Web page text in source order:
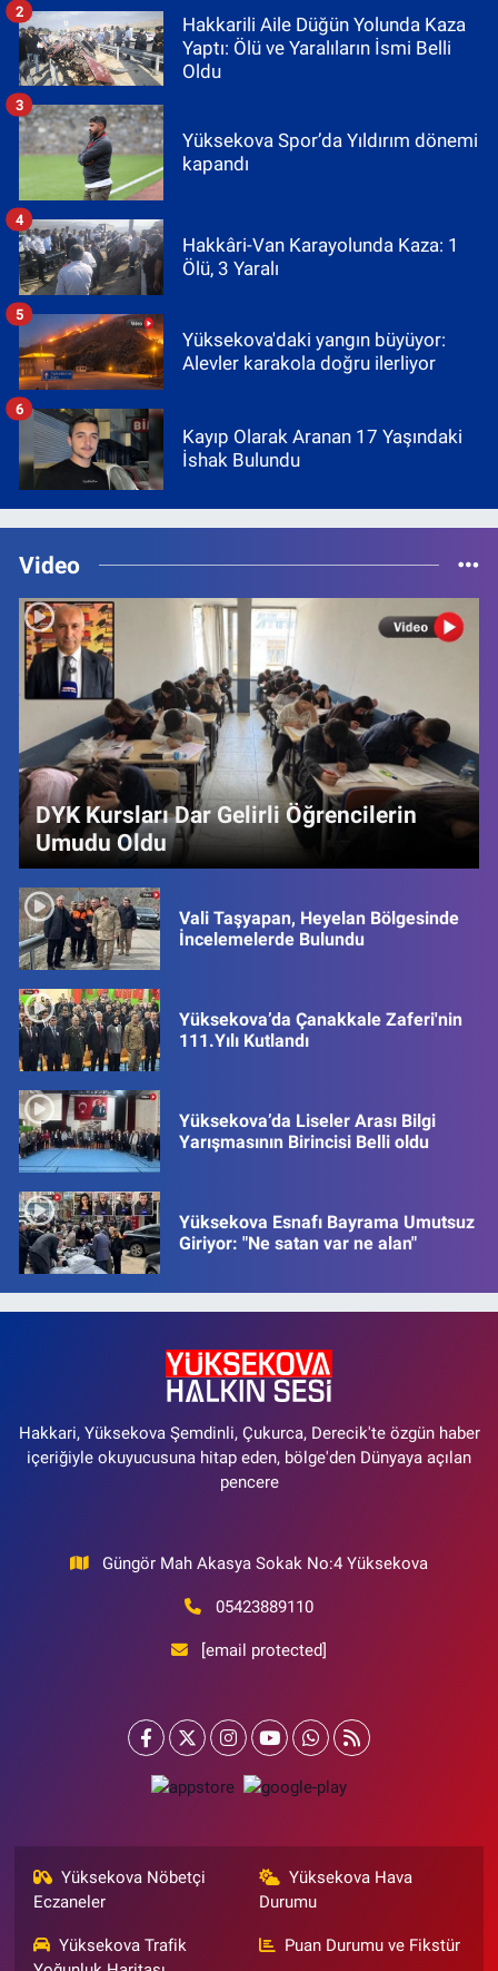
Hakkarili Aile Düğün Yolunda Kaza
Yaptı: Ölü ve Yaralıların İsmi Belli
Oldu
2
Yüksekova Spor’da Yıldırım dönemi
kapandı
3
Hakkâri-Van Karayolunda Kaza: 1
Ölü, 3 Yaralı
4
Yüksekova'daki yangın büyüyor:
Alevler karakola doğru ilerliyor
5
Kayıp Olarak Aranan 17 Yaşındaki
İshak Bulundu
6
Video
DYK Kursları Dar Gelirli Öğrencilerin
Umudu Oldu
Vali Taşyapan, Heyelan Bölgesinde
İncelemelerde Bulundu
Yüksekova’da Çanakkale Zaferi'nin
111.Yılı Kutlandı
Yüksekova’da Liseler Arası Bilgi
Yarışmasının Birincisi Belli oldu
Yüksekova Esnafı Bayrama Umutsuz
Giriyor: "Ne satan var ne alan"
Hakkari, Yüksekova Şemdinli, Çukurca, Derecik'te özgün haber
içeriğiyle okuyucusuna hitap eden, bölge'den Dünyaya açılan
pencere
Güngör Mah Akasya Sokak No:4 Yüksekova
05423889110
[email protected]
Yüksekova Nöbetçi
Eczaneler
Yüksekova Hava
Durumu
Yüksekova Trafik
Puan Durumu ve Fikstür